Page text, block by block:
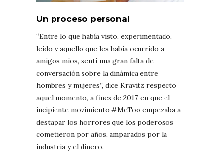
Un proceso personal
“Entre lo que había visto, experimentado,
leído y aquello que les había ocurrido a
amigos míos, sentí una gran falta de
conversación sobre la dinámica entre
hombres y mujeres”, dice Kravitz respecto
aquel momento, a fines de 2017, en que el
incipiente movimiento #MeToo empezaba a
destapar los horrores que los poderosos
cometieron por años, amparados por la
industria y el dinero.